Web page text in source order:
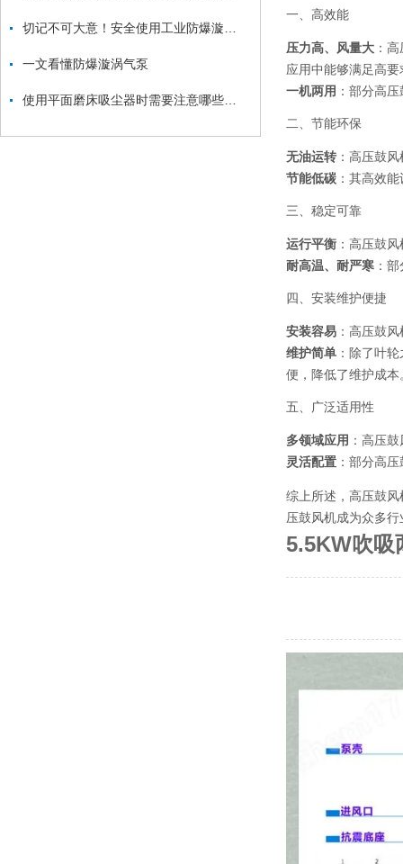
一文看懂防爆漩涡气泵
一、高效能
压力高、风量大 ：
应用中能够满足高
一机两用 ：部分高
二、节能环保
无油运转 ：高压鼓
节能低碳 ：其高效
三、稳定可靠
运行平衡 ：高压鼓
耐高温、耐严寒 ：
四、安装维护便捷
安装容易 ：高压鼓
维护简单 ：除了叶
便，降低了维护成本
五、广泛适用性
多领域应用 ：高压
灵活配置 ：部分高
综上所述，高压鼓
压鼓风机成为众多
5.5KW吹吸